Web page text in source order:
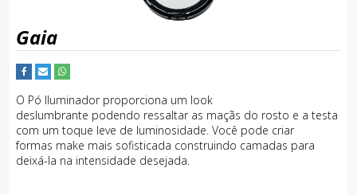
Gaia
O Pó Iluminador proporciona um look
deslumbrante podendo ressaltar as maçãs do rosto e a testa
com um toque leve de luminosidade. Você pode criar
formas make mais sofisticada construindo camadas para
deixá-la na intensidade desejada.